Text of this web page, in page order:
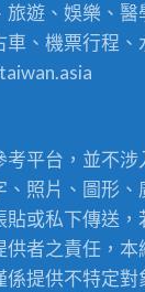
遊、娛樂、醫
、機票行程
考平台，並不
、照片、圖形
或私下傳送
者之責任，
提供不特定